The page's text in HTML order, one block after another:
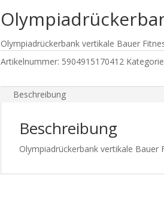
Olympiadrückerbank vertikale Bauer
Artikelnummer: 5904915170412
Beschreibung
Beschreibung
Olympiadrückerbank vertikale Bauer